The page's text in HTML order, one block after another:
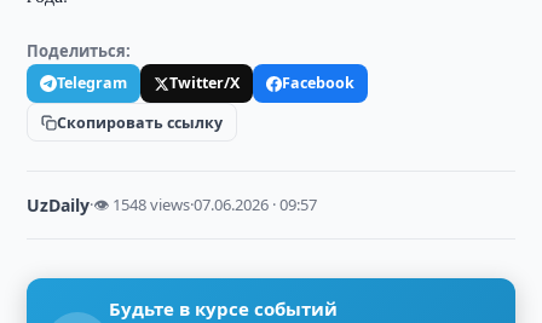
Поделиться:
Telegram Twitter/X
Facebook
Скопировать ссылку
UzDaily·👁 1548 views·07.06.2026 · 09:57
Будьте в курсе событий